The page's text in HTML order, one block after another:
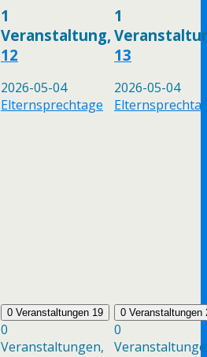
1
Veranstaltung,
12
2026-05-04
Elternsprechtage
1
13
2026-05-04
0 Veranstaltungen 19
0
Veranstaltungen,
0 Veranstaltungen
0